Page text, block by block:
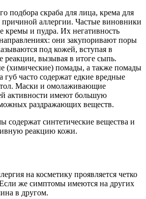
подбора скраба для лица, крема для
причиной аллергии. Частые виновники
кремы и пудра. Их негативность
они закупоривают поры
под кожей, вступая в
реакции, вызывая в итоге сыпь.
(химические) помады, а также помады
губ часто содержат едкие вредные
Маски и омолаживающие
активности имеют большую
раздражающих веществ.
содержат синтетические вещества и
реакцию кожи.
на косметику проявляется четко
Если же симптомы имеются на других
в другом.